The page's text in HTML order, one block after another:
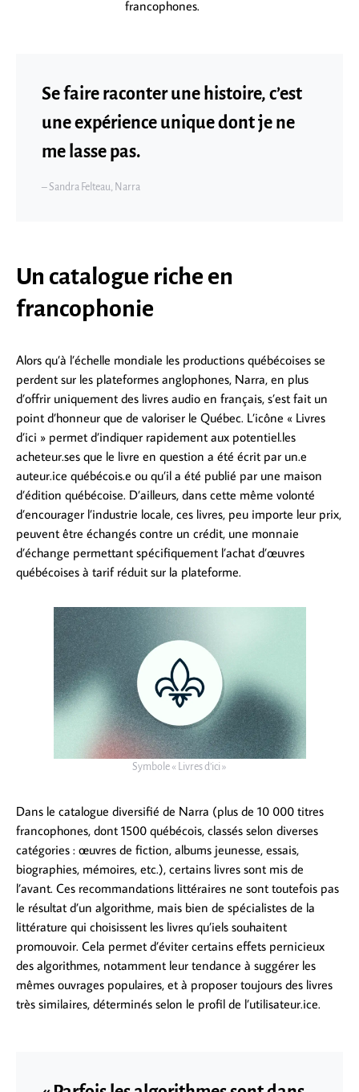
francophones.
Se faire raconter une histoire, c’est
une expérience unique dont je ne
me lasse pas.
– Sandra Felteau, Narra
Un catalogue riche en
francophonie
Alors qu’à l’échelle mondiale les productions québécoises se
perdent sur les plateformes anglophones, Narra, en plus
d’offrir uniquement des livres audio en français, s’est fait un
point d’honneur que de valoriser le Québec. L’icône « Livres
d’ici » permet d’indiquer rapidement aux potentiel.les
acheteur.ses que le livre en question a été écrit par un.e
auteur.ice québécois.e ou qu’il a été publié par une maison
d’édition québécoise. D’ailleurs, dans cette même volonté
d’encourager l’industrie locale, ces livres, peu importe leur prix,
peuvent être échangés contre un crédit, une monnaie
d’échange permettant spécifiquement l’achat d’œuvres
québécoises à tarif réduit sur la plateforme.
Symbole « Livres d’ici »
Dans le catalogue diversifié de Narra (plus de 10 000 titres
francophones, dont 1500 québécois, classés selon diverses
catégories : œuvres de fiction, albums jeunesse, essais,
biographies, mémoires, etc.), certains livres sont mis de
l’avant. Ces recommandations littéraires ne sont toutefois pas
le résultat d’un algorithme, mais bien de spécialistes de la
littérature qui choisissent les livres qu’iels souhaitent
promouvoir. Cela permet d’éviter certains effets pernicieux
des algorithmes, notamment leur tendance à suggérer les
mêmes ouvrages populaires, et à proposer toujours des livres
très similaires, déterminés selon le profil de l’utilisateur.ice.